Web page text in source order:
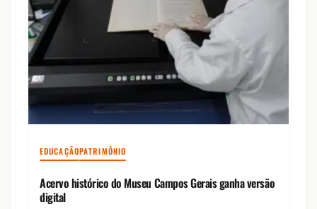
EDUCAÇÃOPATRIMÔNIO
Acervo histórico do Museu Campos Gerais ganha versão
digital